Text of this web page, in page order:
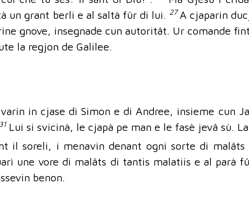
un grant berli e al saltà fûr di lui. 27 A cjaparin
gnove, insegnade cun autoritât. Ur comande
la regjon de Galilee.
in cjase di Simon e di Andree, insieme cun
31 Lui si svicinà, le cjapà pe man e le fasè jevâ sù.
il soreli, i menavin denant ogni sorte di malâts
une vore di malâts di tantis malatiis e al parà
benon.